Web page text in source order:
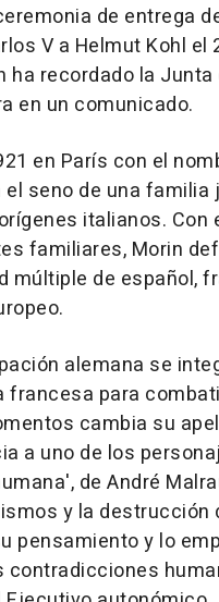
de entrega
V a Helmut Kohl el
ha recordado la Junta
en un comunicado.
en París con el
el seno de una
italianos. Con
familiares, Morin
múltiple de español,
alemana se
francesa para
cambia su
a uno de los
de André
y la destrucción
pensamiento y lo
contradicciones